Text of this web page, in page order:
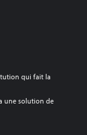
qui fait la
une solution de